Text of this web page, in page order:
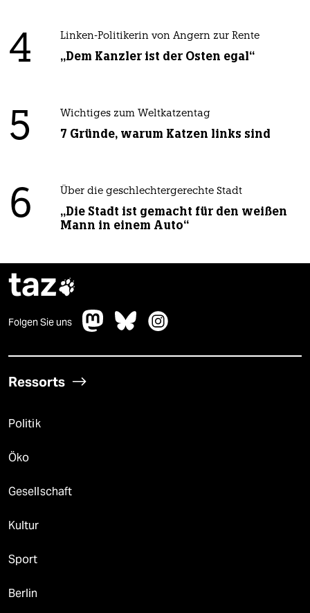
4 Linken-Politikerin von Angern zur Rente
„Dem Kanzler ist der Osten egal“
5 Wichtiges zum Weltkatzentag
7 Gründe, warum Katzen links sind
6 Über die geschlechtergerechte Stadt
„Die Stadt ist gemacht für den weißen
Mann in einem Auto“
taz
Folgen Sie uns
Ressorts
Politik
Öko
Gesellschaft
Kultur
Sport
Berlin